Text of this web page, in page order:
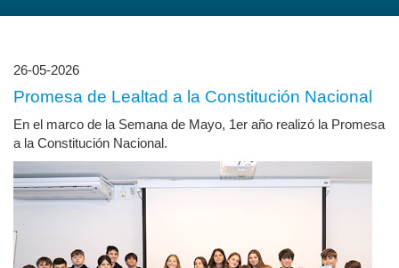
26-05-2026
Promesa de Lealtad a la Constitución Nacional
En el marco de la Semana de Mayo, 1er año realizó la Promesa
a la Constitución Nacional.